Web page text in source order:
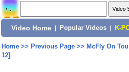
Video Home Popular Videos K-
Home>> Previous Page>> McFly On
12]